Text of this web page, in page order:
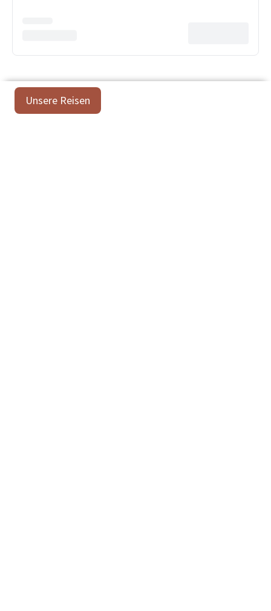
Unsere Reisen